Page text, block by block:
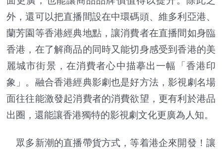
外，還可以把直播間設在中環碼頭、維多利亞港、
蘭芳園等香港經典地點，讓消費者在直播間如身臨
香港，在了解商品的同時又能切身感受到香港的美
麗城市街景，在消費者心中描摹出一幅「香港印
象」。融合香港經典影劇也是好方法，影視劇名場
面往往能激發起消費者的消費欲望，更有利於港品
出圈，還能讓香港獨特的影視劇文化更廣為人知。
眾多新潮的直播帶貨方式，等着港企來開發！讓